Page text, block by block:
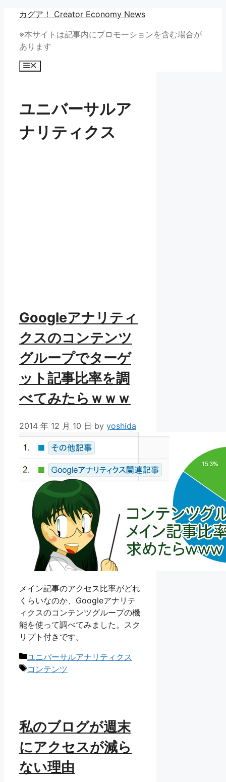
カグア！ Creator Economy News
※本サイトは記事内にプロモーションを含む場合が
あります
メ
ユニバーサルア
ナリティクス
Googleアナリティ
クスのコンテンツ
グループでターゲ
ット記事比率を調
べてみたらｗｗｗ
2014 年 12 月 10 日 by yoshida
メイン記事のアクセス比率がどれ
くらいなのか、Googleアナリテ
ィクスのコンテンツグループの機
能を使って調べてみました。スク
リプト付きです。
カ
テ
ユニバーサルアナリティクス
タ
コンテンツ
私のブログが週末
にアクセスが減ら
ない理由